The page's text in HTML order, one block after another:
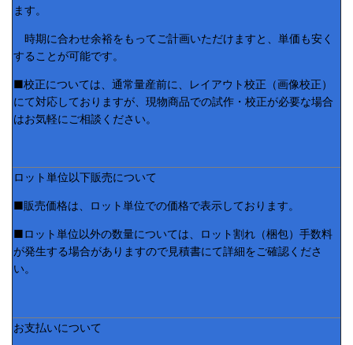
ます。
時期に合わせ余裕をもってご計画いただけますと、単価も安く
することが可能です。
■校正については、通常量産前に、レイアウト校正（画像校正）
にて対応しておりますが、現物商品での試作・校正が必要な場合
はお気軽にご相談ください。
ロット単位以下販売について
■販売価格は、ロット単位での価格で表示しております。
■ロット単位以外の数量については、ロット割れ（梱包）手数料
が発生する場合がありますので見積書にて詳細をご確認くださ
い。
お支払いについて